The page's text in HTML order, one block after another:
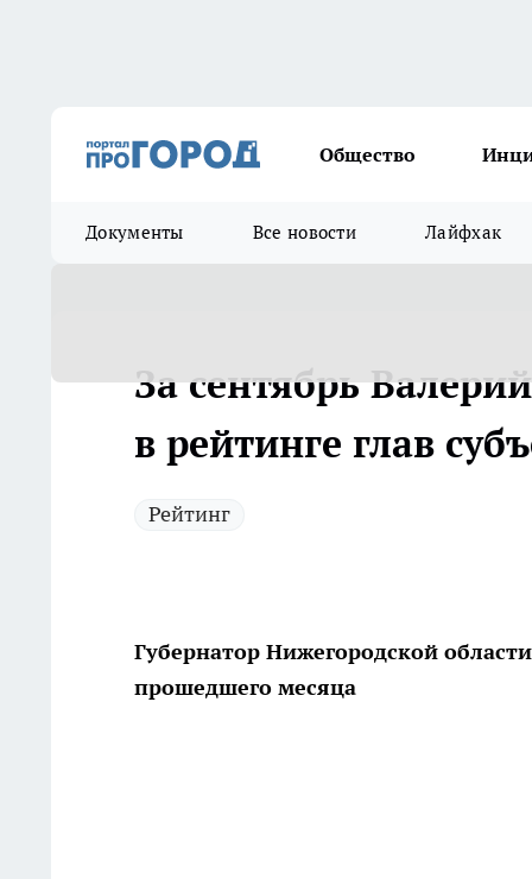
Общество
Документы Все новости Лайфхак
За сентябрь
в рейтинге глав
Рейтинг
Губернатор Нижегородской
прошедшего месяца